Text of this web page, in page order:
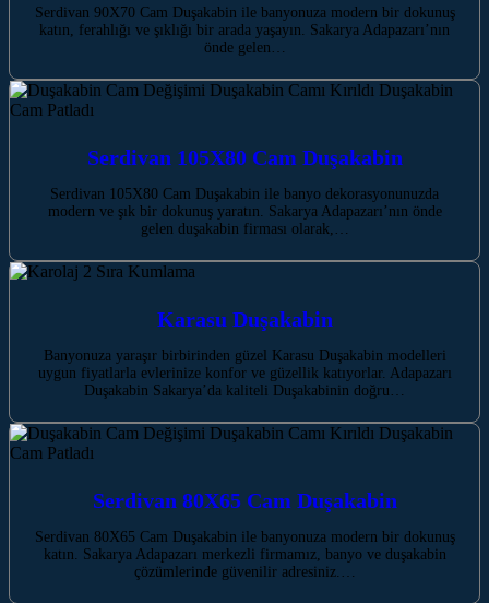
Serdivan 90X70 Cam Duşakabin ile banyonuza modern bir dokunuş
katın, ferahlığı ve şıklığı bir arada yaşayın. Sakarya Adapazarı’nın
önde gelen…
Serdivan 105X80 Cam Duşakabin
Serdivan 105X80 Cam Duşakabin ile banyo dekorasyonunuzda
modern ve şık bir dokunuş yaratın. Sakarya Adapazarı’nın önde
gelen duşakabin firması olarak,…
Karasu Duşakabin
Banyonuza yaraşır birbirinden güzel Karasu Duşakabin modelleri
uygun fiyatlarla evlerinize konfor ve güzellik katıyorlar. Adapazarı
Duşakabin Sakarya’da kaliteli Duşakabinin doğru…
Serdivan 80X65 Cam Duşakabin
Serdivan 80X65 Cam Duşakabin ile banyonuza modern bir dokunuş
katın. Sakarya Adapazarı merkezli firmamız, banyo ve duşakabin
çözümlerinde güvenilir adresiniz.…